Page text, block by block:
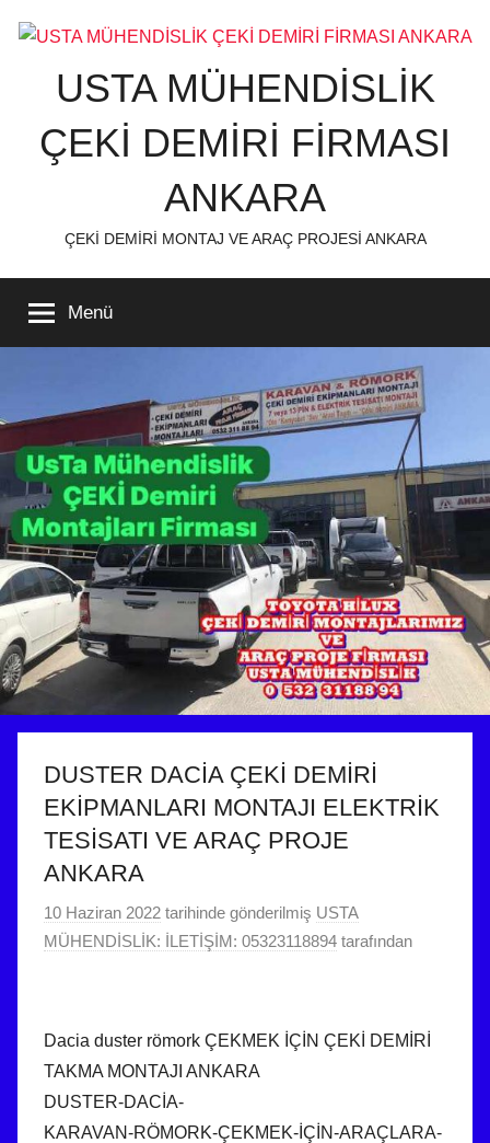
atla
USTA MÜHENDİSLİK
ÇEKİ DEMİRİ FİRMASI
ANKARA
ÇEKİ DEMİRİ MONTAJ VE ARAÇ PROJESİ ANKARA
Menü
DUSTER DACİA ÇEKİ DEMİRİ
EKİPMANLARI MONTAJI ELEKTRİK
TESİSATI VE ARAÇ PROJE
ANKARA
10 Haziran 2022 tarihinde gönderilmiş USTA
MÜHENDİSLİK: İLETİŞİM: 05323118894 tarafından
Dacia duster römork ÇEKMEK İÇİN ÇEKİ DEMİRİ
TAKMA MONTAJI ANKARA
DUSTER-DACİA-
KARAVAN-RÖMORK-ÇEKMEK-İÇİN-ARAÇLARA-